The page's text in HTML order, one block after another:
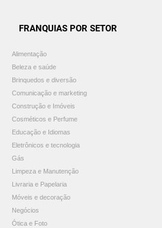
FRANQUIAS POR SETOR
Alimentação
Beleza e saúde
Brinquedos e diversão
Comunicação e marketing
Construção e Imóveis
Cosméticos e Perfume
Educação e Idiomas
Eletrônicos e tecnologia
Gás
Limpeza e Manutenção
Livraria e Papelaria
Móveis e decoração
Negócios
Ótica e Foto